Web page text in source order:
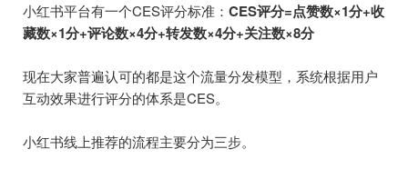
小红书平台有一个CES评分标准： CES评分=点赞数×1分+收
藏数×1分+评论数×4分+转发数×4分+关注数×8分
现在大家普遍认可的都是这个流量分发模型，系统根据用户
互动效果进行评分的体系是CES。
小红书线上推荐的流程主要分为三步。